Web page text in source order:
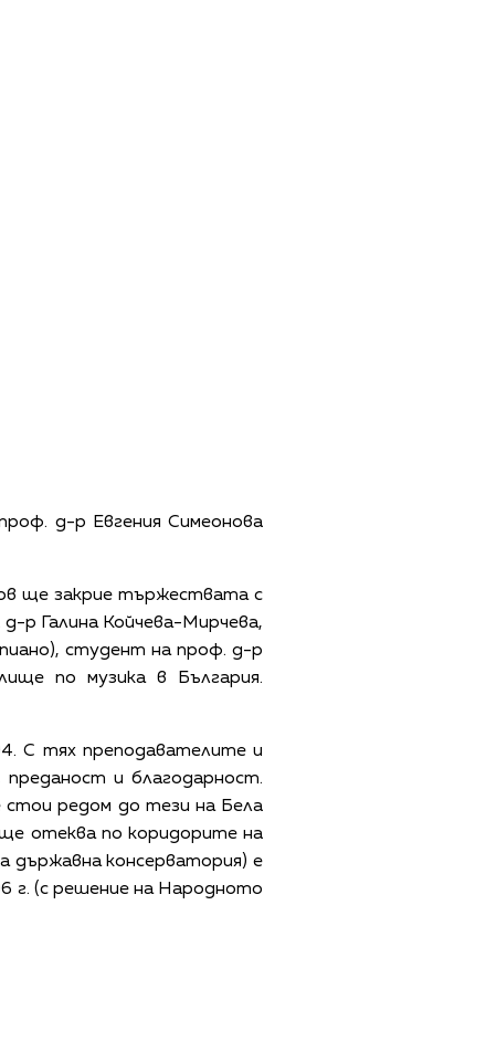
д-р Евгения Симеонова
ще закрие тържествата с
р Галина Койчева-Мирчева,
студент на проф. д-р
по музика в България.
С тях преподавателите и
и благодарност.
стои редом до тези на Бела
отеква по коридорите на
консерватория) е
г. (с решение на Народното